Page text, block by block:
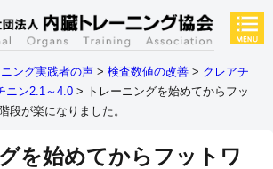
ング実践者の声 >検査数値の改善 > クレアチ
ニン2.1～4.0 > トレーニングを始めてからフッ
段が楽になりました。
を始めてからフットワ